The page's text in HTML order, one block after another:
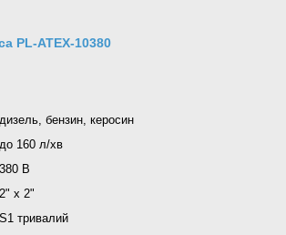
PL-ATEX-10380
дизель, бензин, керосин
до 160 л/хв
380 В
2" х 2"
S1 тривалий